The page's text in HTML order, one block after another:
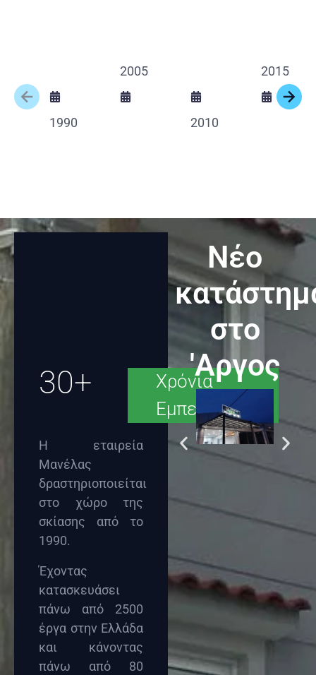
2005 2015
1990 2010
Χρόνια
Εμπειρία
30+
Η εταιρεία
Μανέλας
δραστηριοποιείται
στο χώρο της
σκίασης από το
1990.
Έχοντας
κατασκευάσει
πάνω από 2500
έργα στην Ελλάδα
και κάνοντας
πάνω από 80
Νέο
στο
'Αργος